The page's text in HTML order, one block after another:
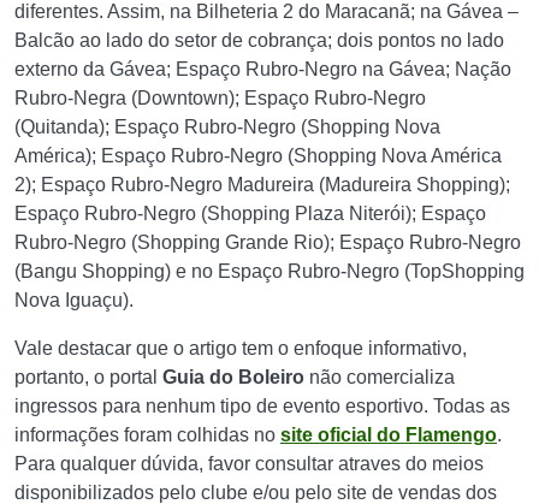
diferentes. Assim, na Bilheteria 2 do Maracanã; na Gávea –
Balcão ao lado do setor de cobrança; dois pontos no lado
externo da Gávea; Espaço Rubro-Negro na Gávea; Nação
Rubro-Negra (Downtown); Espaço Rubro-Negro
(Quitanda); Espaço Rubro-Negro (Shopping Nova
América); Espaço Rubro-Negro (Shopping Nova América
2); Espaço Rubro-Negro Madureira (Madureira Shopping);
Espaço Rubro-Negro (Shopping Plaza Niterói); Espaço
Rubro-Negro (Shopping Grande Rio); Espaço Rubro-Negro
(Bangu Shopping) e no Espaço Rubro-Negro (TopShopping
Nova Iguaçu).
Vale destacar que o artigo tem o enfoque informativo,
portanto, o portal Guia do Boleiro não comercializa
ingressos para nenhum tipo de evento esportivo. Todas as
informações foram colhidas no site oficial do Flamengo.
Para qualquer dúvida, favor consultar atraves do meios
disponibilizados pelo clube e/ou pelo site de vendas dos